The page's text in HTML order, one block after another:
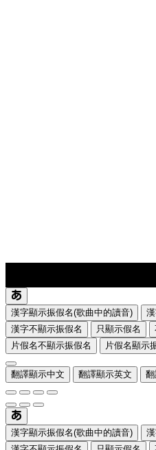
漢字顯示振假名(歌曲中的讀音)
漢字不顯示振假名
只顯示假名
片假名不顯示振假名
片假名顯示
翻譯顯示中文 翻譯顯示英文
漢字顯示振假名(歌曲中的讀音)